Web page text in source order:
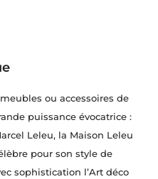
ou accessoires de
puissance évocatrice :
Leleu, la Maison Leleu
pour son style de
sophistication l’Art déco